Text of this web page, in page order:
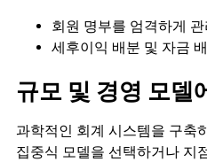
회원 명부를 엄격하게
세후이익 배분 및 자금
규모 및 경영 모델
과학적인 회계 시스템을 구축
집중식 모델을 선택하거나 지